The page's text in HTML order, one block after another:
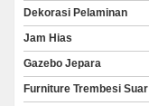
Dekorasi Pelaminan
Jam Hias
Gazebo Jepara
Furniture Trembesi Suar